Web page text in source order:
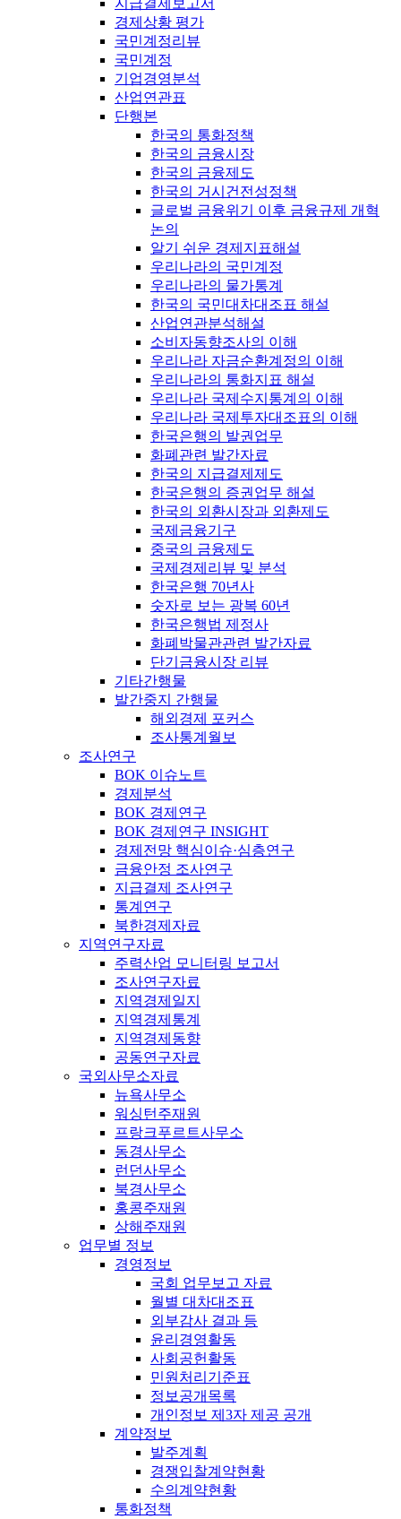
지급결제보고서
경제상황 평가
국민계정리뷰
국민계정
기업경영분석
산업연관표
단행본
한국의 통화정책
한국의 금융시장
한국의 금융제도
한국의 거시건전성정책
글로벌 금융위기 이후 금융규제 개혁
논의
알기 쉬운 경제지표해설
우리나라의 국민계정
우리나라의 물가통계
한국의 국민대차대조표 해설
산업연관분석해설
소비자동향조사의 이해
우리나라 자금순환계정의 이해
우리나라의 통화지표 해설
우리나라 국제수지통계의 이해
우리나라 국제투자대조표의 이해
한국은행의 발권업무
화폐관련 발간자료
한국의 지급결제제도
한국은행의 증권업무 해설
한국의 외환시장과 외환제도
국제금융기구
중국의 금융제도
국제경제리뷰 및 분석
한국은행 70년사
숫자로 보는 광복 60년
한국은행법 제정사
화폐박물관관련 발간자료
단기금융시장 리뷰
기타간행물
발간중지 간행물
해외경제 포커스
조사통계월보
조사연구
BOK 이슈노트
경제분석
BOK 경제연구
BOK 경제연구 INSIGHT
경제전망 핵심이슈·심층연구
금융안정 조사연구
지급결제 조사연구
통계연구
북한경제자료
지역연구자료
주력산업 모니터링 보고서
조사연구자료
지역경제일지
지역경제통계
지역경제동향
공동연구자료
국외사무소자료
뉴욕사무소
워싱턴주재원
프랑크푸르트사무소
동경사무소
런던사무소
북경사무소
홍콩주재원
상해주재원
업무별 정보
경영정보
국회 업무보고 자료
월별 대차대조표
외부감사 결과 등
윤리경영활동
사회공헌활동
민원처리기준표
정보공개목록
개인정보 제3자 제공 공개
계약정보
발주계획
경쟁입찰계약현황
수의계약현황
통화정책